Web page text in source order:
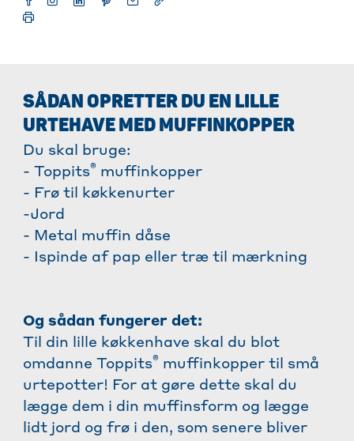
SÅDAN OPRETTER DU EN LILLE
URTEHAVE MED MUFFINKOPPER
Du skal bruge:
- Toppits® muffinkopper
- Frø til køkkenurter
-Jord
- Metal muffin dåse
- Ispinde af pap eller træ til mærkning
Og sådan fungerer det:
Til din lille køkkenhave skal du blot
omdanne Toppits® muffinkopper til små
urtepotter! For at gøre dette skal du
lægge dem i din muffinsform og lægge
lidt jord og frø i den, som senere bliver